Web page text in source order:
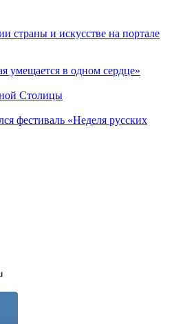
страны и искусстве на портале
умещается в одном сердце»
Столицы
фестиваль «Неделя русских